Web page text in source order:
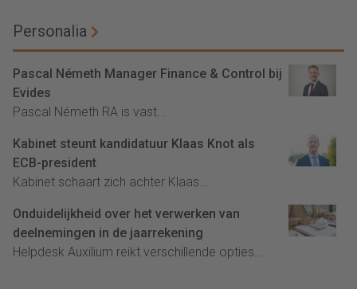
Personalia
Pascal Németh Manager Finance & Control bij
Evides
Pascal Németh RA is vast...
Kabinet steunt kandidatuur Klaas Knot als
ECB-president
Kabinet schaart zich achter Klaas...
Onduidelijkheid over het verwerken van
deelnemingen in de jaarrekening
Helpdesk Auxilium reikt verschillende opties...